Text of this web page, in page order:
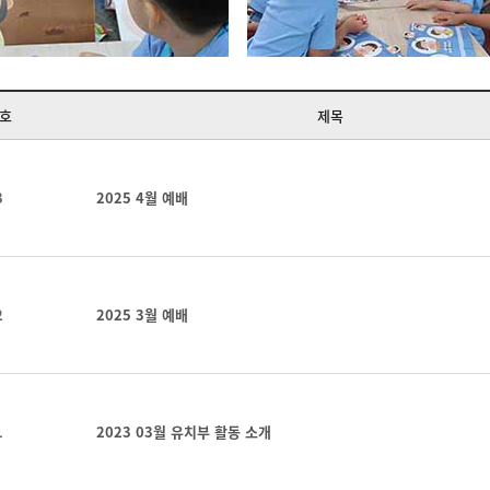
제목
2025 4월 예배
2025 3월 예배
2023 03월 유치부 활동 소개